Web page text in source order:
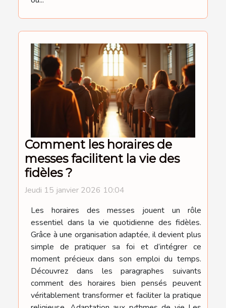
Comment les horaires de
messes facilitent la vie des
fidèles ?
Jeudi 15 janvier 2026 10:04
Les horaires des messes jouent un rôle
essentiel dans la vie quotidienne des fidèles.
Grâce à une organisation adaptée, il devient plus
simple de pratiquer sa foi et d’intégrer ce
moment précieux dans son emploi du temps.
Découvrez dans les paragraphes suivants
comment des horaires bien pensés peuvent
véritablement transformer et faciliter la pratique